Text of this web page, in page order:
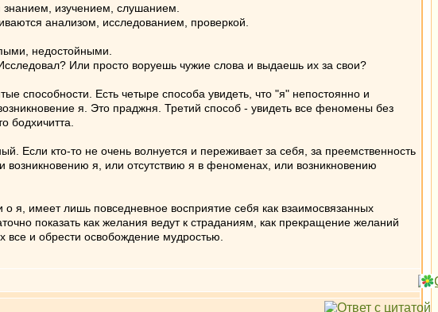
изучением, слушанием.
анализом, исследованием, проверкой.
недостойными.
Или просто воруешь чужие слова и выдаешь их за свои?
способности. Есть четыре способа увидеть, что "я" непостоянно и
я. Это праджня. Третий способ - увидеть все феномены без
бодхичитта.
Если кто-то не очень волнуется и переживает за себя, за преемственность
я, или отсутствию я в феноменах, или возникновению
я, имеет лишь повседневное восприятие себя как взаимосвязанных
показать как желания ведут к страданиям, как прекращение желаний
все и обрести освобождение мудростью.